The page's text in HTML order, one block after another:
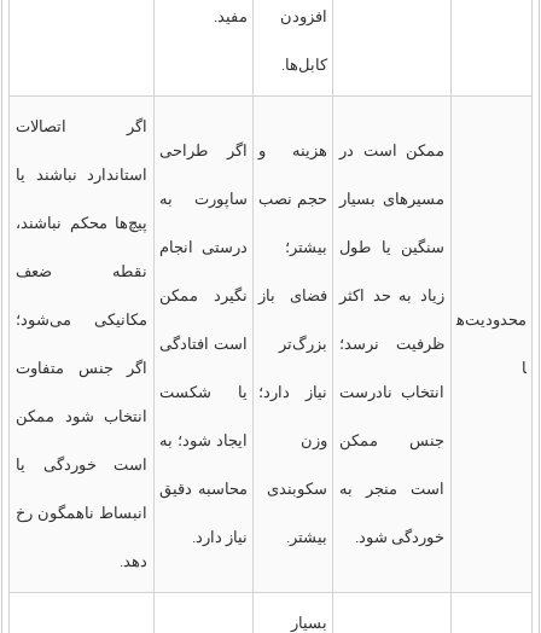
افزودن
کابل‌ها.
مفید.
محدودیت‌ه
ا
ممکن است در
مسیرهای بسیار
سنگین یا طول
زیاد به حد اکثر
ظرفیت نرسد؛
انتخاب نادرست
جنس ممکن
است منجر به
خوردگی شود.
هزینه و
حجم نصب
بیشتر؛
فضای باز
بزرگ‌تر
نیاز دارد؛
وزن
سکوبندی
بیشتر.
اگر طراحی
ساپورت به
درستی انجام
نگیرد ممکن
است افتادگی
یا شکست
ایجاد شود؛ به
محاسبه دقیق
نیاز دارد.
اگر اتصالات
استاندارد نباشند یا
پیچ‌ها محکم نباشند،
نقطه ضعف
مکانیکی می‌شود؛
اگر جنس متفاوت
انتخاب شود ممکن
است خوردگی یا
انبساط ناهمگون رخ
دهد.
بسیار